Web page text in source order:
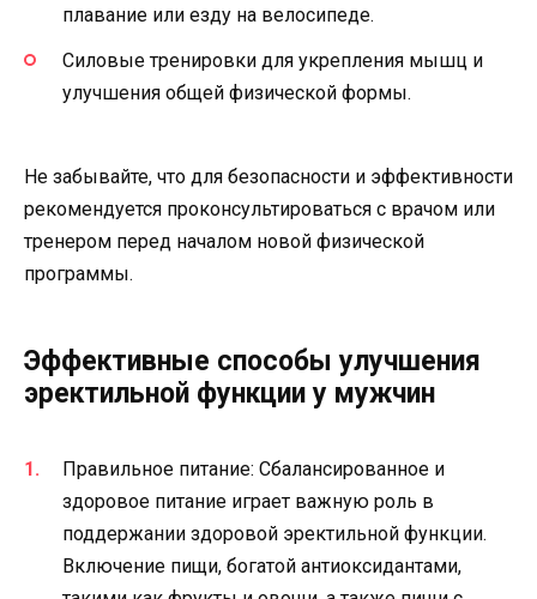
плавание или езду на велосипеде.
Силовые тренировки для укрепления мышц и
улучшения общей физической формы.
Не забывайте, что для безопасности и эффективности
рекомендуется проконсультироваться с врачом или
тренером перед началом новой физической
программы.
Эффективные способы улучшения
эректильной функции у мужчин
Правильное питание: Сбалансированное и
здоровое питание играет важную роль в
поддержании здоровой эректильной функции.
Включение пищи, богатой антиоксидантами,